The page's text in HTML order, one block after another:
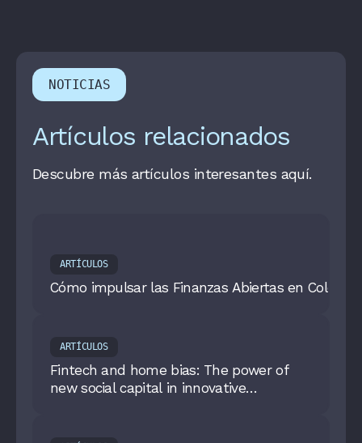
NOTICIAS
Artículos relacionados
Descubre más artículos interesantes aquí.
ARTÍCULOS
Cómo impulsar las Finanzas Abiertas en
ARTÍCULOS
Fintech and home bias: The power of
new social capital in innovative